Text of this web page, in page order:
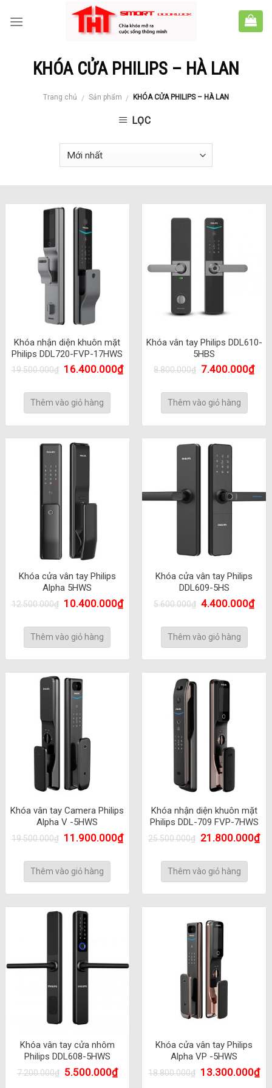
KHÓA CỬA PHILIPS – HÀ LAN
Trang chủ / Sản phẩm / KHÓA CỬA PHILIPS – HÀ LAN
LỌC
Khóa nhận diện khuôn mặt
Philips DDL720-FVP-17HWS
19.500.000₫ 16.400.000₫
Thêm vào giỏ hàng
Khóa vân tay Philips DDL610-
5HBS
8.800.000₫ 7.400.000₫
Thêm vào giỏ hàng
Khóa cửa vân tay Philips
Alpha 5HWS
12.500.000₫ 10.400.000₫
Thêm vào giỏ hàng
Khóa cửa vân tay Philips
DDL609-5HS
5.600.000₫ 4.400.000₫
Thêm vào giỏ hàng
Khóa vân tay Camera Philips
Alpha V -5HWS
19.500.000₫ 11.900.000₫
Thêm vào giỏ hàng
Khóa nhận diện khuôn mặt
Philips DDL-709 FVP-7HWS
25.500.000₫ 21.800.000₫
Thêm vào giỏ hàng
Khóa vân tay cửa nhôm
Philips DDL608-5HWS
7.200.000₫ 5.500.000₫
Khóa cửa vân tay Philips
Alpha VP -5HWS
18.800.000₫ 13.300.000₫